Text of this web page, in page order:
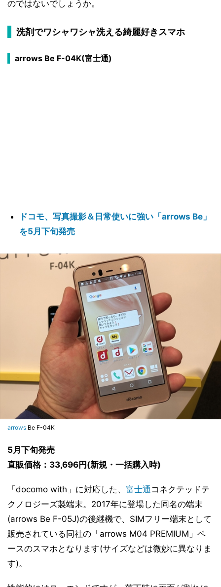
のではないでしょうか。
洗剤でワシャワシャ洗える綺麗好きスマホ
arrows Be F-04K(富士通)
ドコモ、写真撮影＆日常使いに強い「arrows Be」
を5月下旬発売
arrows Be F-04K
5月下旬発売
直販価格：33,696円(新規・一括購入時)
「docomo with」に対応した、 富士通 コネクテッドテ
クノロジーズ製端末。2017年に登場した同名の端末
(arrows Be F-05J)の後継機で、SIMフリー端末として
販売されている同社の「arrows M04 PREMIUM」ベ
ースのスマホとなります(サイズなどは微妙に異なりま
す)。